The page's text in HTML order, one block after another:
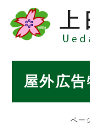
屋外広
ペー